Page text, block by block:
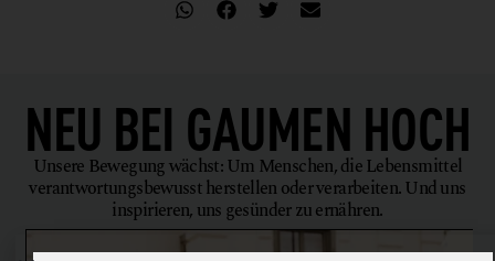
NEU BEI GAUMEN HOCH
Unsere Bewegung wächst: Um Menschen, die Lebensmittel
verantwortungsbewusst herstellen oder verarbeiten. Und uns
inspirieren, uns gesünder zu ernähren.